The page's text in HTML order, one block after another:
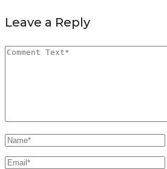
Leave a Reply